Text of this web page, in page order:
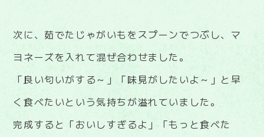
次に、茹でたじゃがいもをスプーンでつぶし、マ
ヨネーズを入れて混ぜ合わせました。
「良い匂いがする～」「味見がしたいよ～」と早
く食べたいという気持ちが溢れていました。
完成すると「おいしすぎるよ」「もっと食べた